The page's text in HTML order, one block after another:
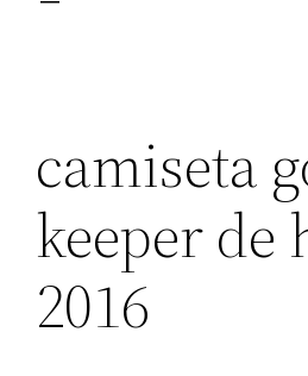
camiseta
keeper de
2016